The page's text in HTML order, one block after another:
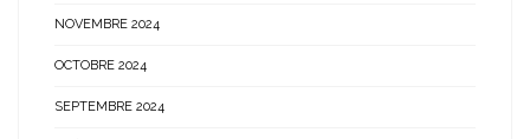
NOVEMBRE 2024
OCTOBRE 2024
SEPTEMBRE 2024